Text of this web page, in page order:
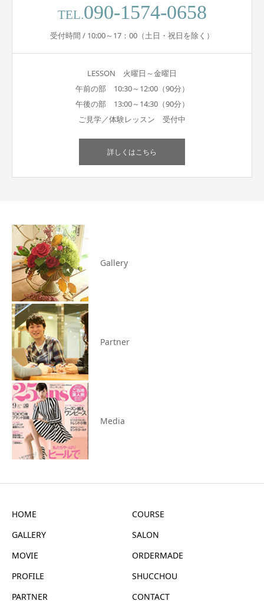
TEL.090-1574-0658
受付時間 / 10:00～17：00（土日・祝日を除く）
LESSON 火曜日～金曜日
午前の部 10:30～12:00（90分）
午後の部 13:00～14:30（90分）
ご見学／体験レッスン 受付中
詳しくはこちら
Gallery
Partner
Media
HOME
COURSE
GALLERY
SALON
MOVIE
ORDERMADE
PROFILE
SHUCCHOU
PARTNER
CONTACT